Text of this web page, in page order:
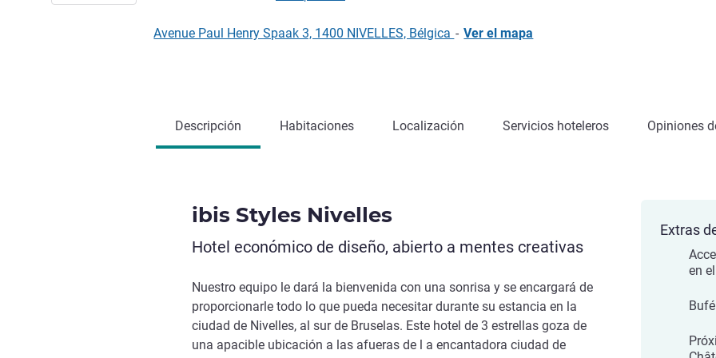
Avenue Paul Henry Spaak 3, 1400 NIVELLES, Bélgica - Ver el mapa
Descripción Habitaciones Localización Servicios hoteleros Opiniones
ibis Styles Nivelles
Hotel económico de diseño, abierto a mentes creativas
Nuestro equipo le dará la bienvenida con una sonrisa y se encargará de
proporcionarle todo lo que pueda necesitar durante su estancia en la
ciudad de Nivelles, al sur de Bruselas. Este hotel de 3 estrellas goza de
una apacible ubicación a las afueras de l a encantadora ciudad de
Extras
en